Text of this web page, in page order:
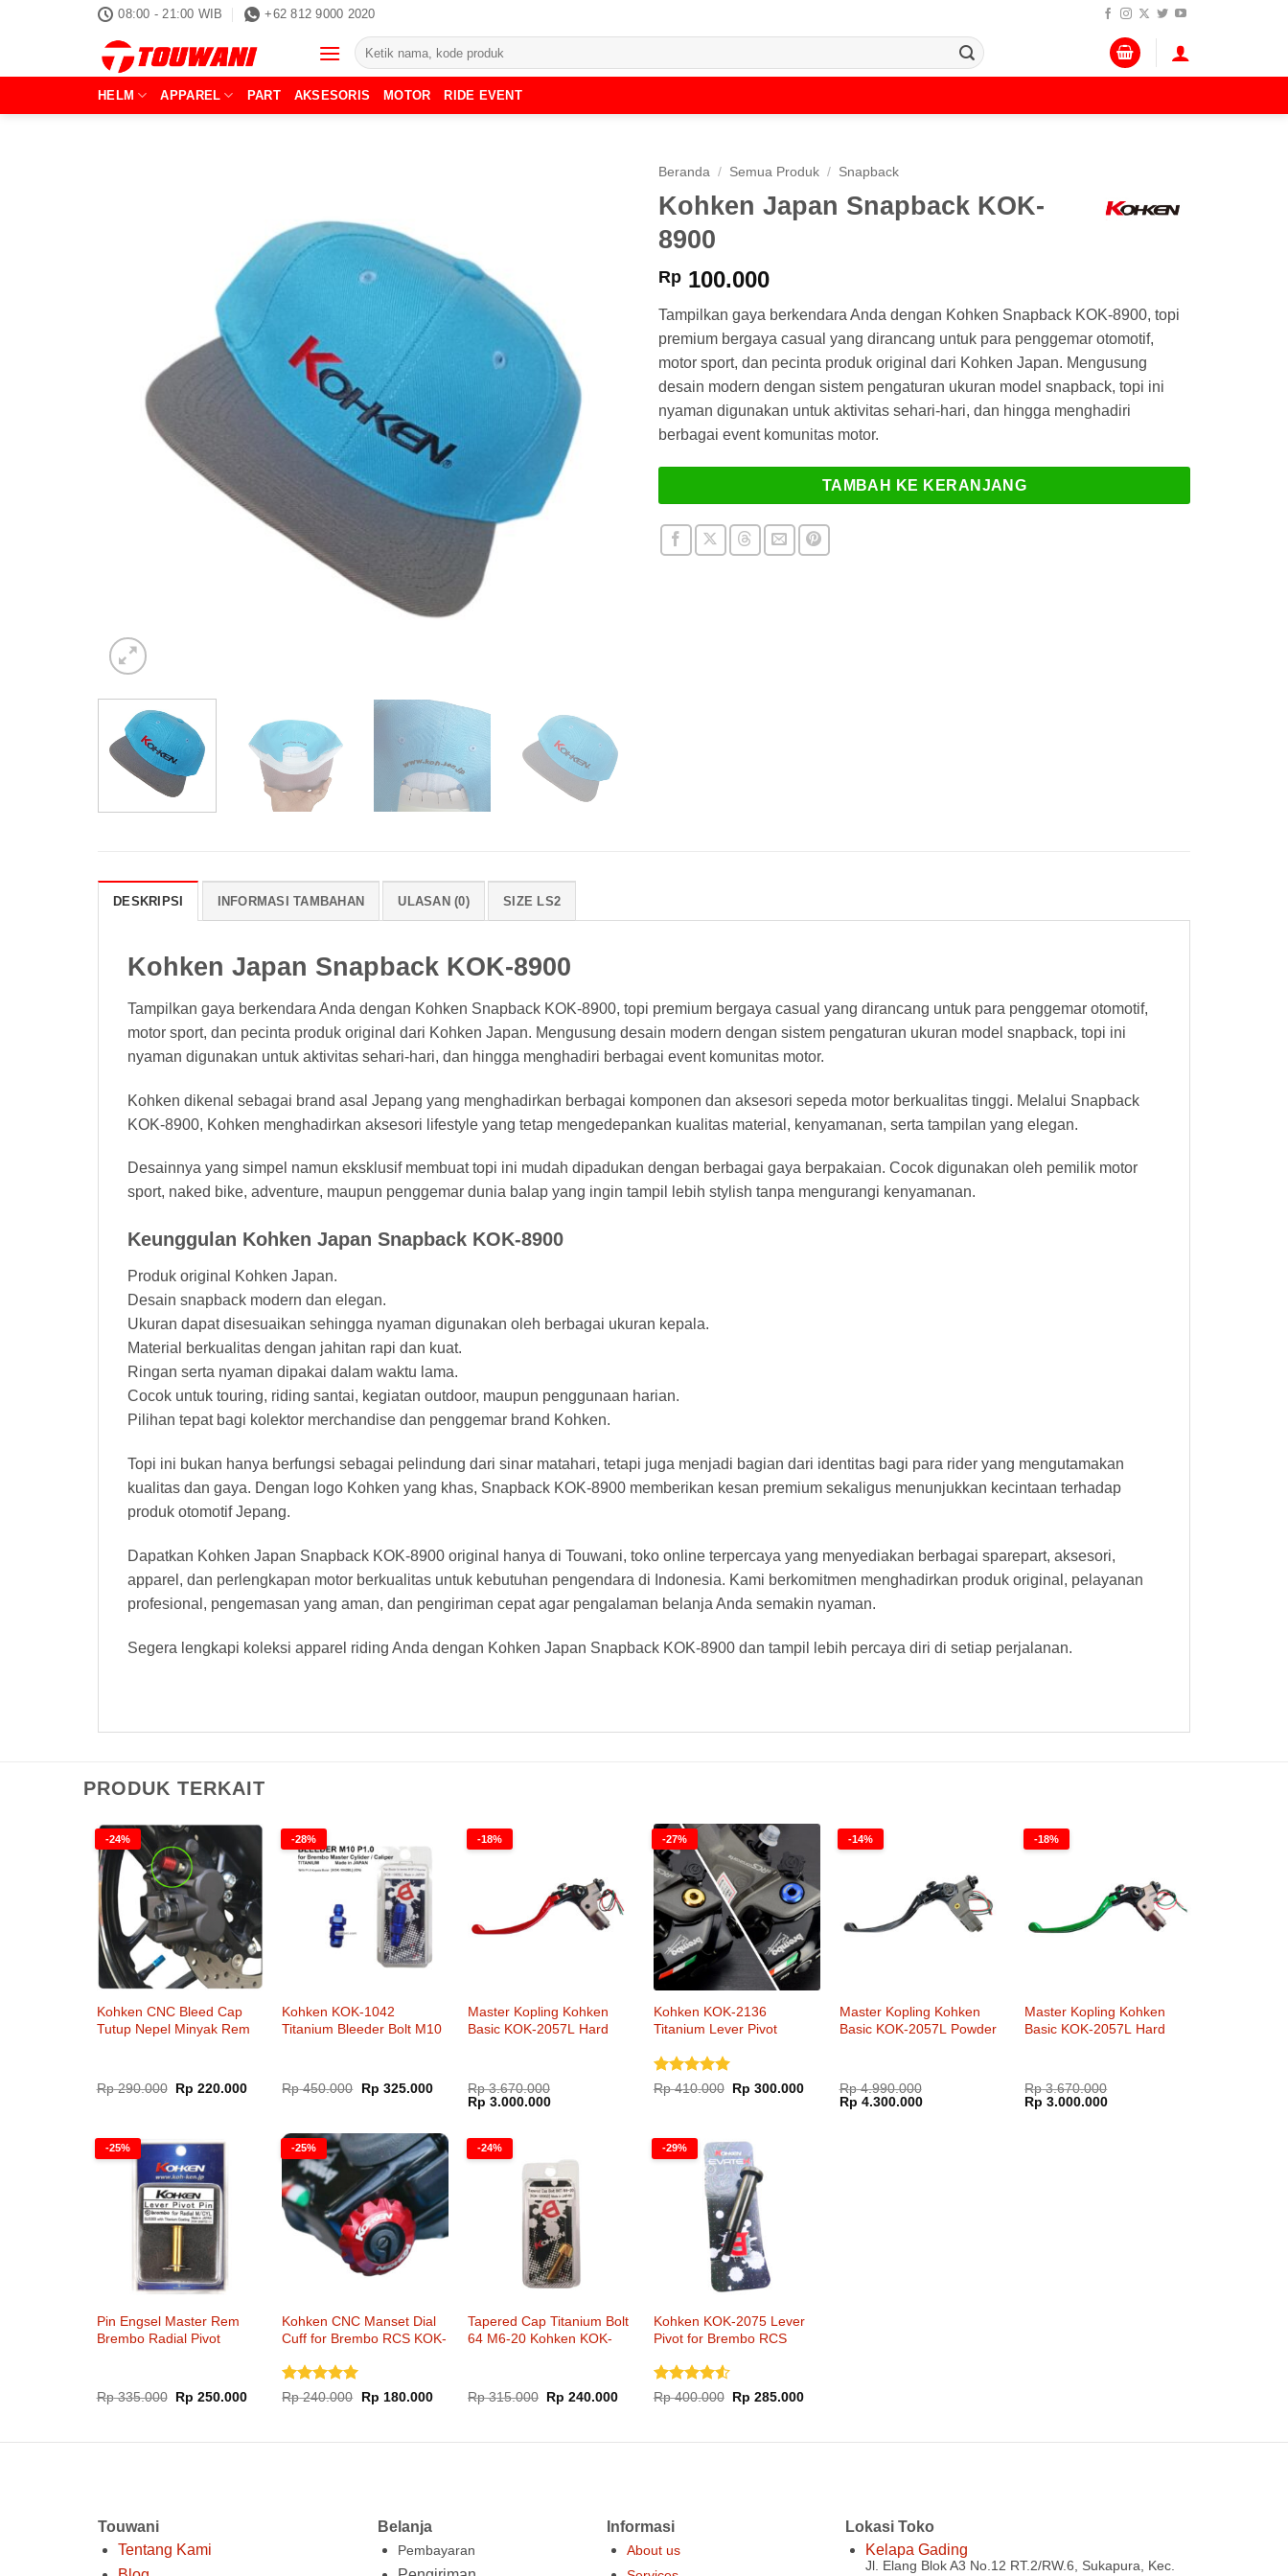
08:00 - 21:00 WIB +62 812 9000 2020
Pencarian
untuk:
HELM APPAREL PART AKSESORIS MOTOR RIDE EVENT
Beranda / Semua Produk / Snapback
Kohken Japan Snapback KOK-
8900
Rp 100.000
Tampilkan gaya berkendara Anda dengan Kohken Snapback KOK-8900, topi
premium bergaya casual yang dirancang untuk para penggemar otomotif,
motor sport, dan pecinta produk original dari Kohken Japan. Mengusung
desain modern dengan sistem pengaturan ukuran model snapback, topi ini
nyaman digunakan untuk aktivitas sehari-hari, dan hingga menghadiri
berbagai event komunitas motor.
TAMBAH KE KERANJANG
DESKRIPSI INFORMASI TAMBAHAN ULASAN (0) SIZE LS2
Kohken Japan Snapback KOK-8900
Tampilkan gaya berkendara Anda dengan Kohken Snapback KOK-8900, topi premium bergaya casual yang dirancang untuk para penggemar otomotif,
motor sport, dan pecinta produk original dari Kohken Japan. Mengusung desain modern dengan sistem pengaturan ukuran model snapback, topi ini
nyaman digunakan untuk aktivitas sehari-hari, dan hingga menghadiri berbagai event komunitas motor.
Kohken dikenal sebagai brand asal Jepang yang menghadirkan berbagai komponen dan aksesori sepeda motor berkualitas tinggi. Melalui Snapback
KOK-8900, Kohken menghadirkan aksesori lifestyle yang tetap mengedepankan kualitas material, kenyamanan, serta tampilan yang elegan.
Desainnya yang simpel namun eksklusif membuat topi ini mudah dipadukan dengan berbagai gaya berpakaian. Cocok digunakan oleh pemilik motor
sport, naked bike, adventure, maupun penggemar dunia balap yang ingin tampil lebih stylish tanpa mengurangi kenyamanan.
Keunggulan Kohken Japan Snapback KOK-8900
Produk original Kohken Japan.
Desain snapback modern dan elegan.
Ukuran dapat disesuaikan sehingga nyaman digunakan oleh berbagai ukuran kepala.
Material berkualitas dengan jahitan rapi dan kuat.
Ringan serta nyaman dipakai dalam waktu lama.
Cocok untuk touring, riding santai, kegiatan outdoor, maupun penggunaan harian.
Pilihan tepat bagi kolektor merchandise dan penggemar brand Kohken.
Topi ini bukan hanya berfungsi sebagai pelindung dari sinar matahari, tetapi juga menjadi bagian dari identitas bagi para rider yang mengutamakan
kualitas dan gaya. Dengan logo Kohken yang khas, Snapback KOK-8900 memberikan kesan premium sekaligus menunjukkan kecintaan terhadap
produk otomotif Jepang.
Dapatkan Kohken Japan Snapback KOK-8900 original hanya di Touwani, toko online terpercaya yang menyediakan berbagai sparepart, aksesori,
apparel, dan perlengkapan motor berkualitas untuk kebutuhan pengendara di Indonesia. Kami berkomitmen menghadirkan produk original, pelayanan
profesional, pengemasan yang aman, dan pengiriman cepat agar pengalaman belanja Anda semakin nyaman.
Segera lengkapi koleksi apparel riding Anda dengan Kohken Japan Snapback KOK-8900 dan tampil lebih percaya diri di setiap perjalanan.
PRODUK TERKAIT
-24%
Kohken CNC Bleed Cap
Tutup Nepel Minyak Rem
Rp290.000 Harga
aslinya
Rp 220.000Harga
Rp 220.000.
-28%
Kohken KOK-1042
Titanium Bleeder Bolt M10
Rp450.000
Harga
aslinya
Rp 325.000Harga
Rp 325.000.
-18%
Master Kopling Kohken
Basic KOK-2057L Hard
Rp3.670.000
Harga
aslinya
Rp 3.670.000.
Rp 3.000.000Harga
-27%
Kohken KOK-2136
Titanium Lever Pivot
Original Jepang
Dinilai5
Rp410.000 Harga
aslinya
Rp 300.000Harga
-14%
Master Kopling Kohken
Basic KOK-2057L Powder
Rp4.990.000
Harga
aslinya
Rp 4.300.000Harga
-18%
Master Kopling Kohken
Basic KOK-2057L Hard
Rp3.670.000
Harga
aslinya
Rp 3.000.000Harga
-25%
Pin Engsel Master Rem
Brembo Radial Pivot
Rp335.000 Harga
aslinya
Rp 250.000Harga
-25%
Kohken CNC Manset Dial
Cuff for Brembo RCS KOK-
Dinilai5
Rp240.000
Harga
aslinya
Rp 180.000Harga
-24%
Tapered Cap Titanium Bolt
64 M6-20 Kohken KOK-
Rp315.000 Harga
aslinya
Rp 240.000Harga
-29%
Kohken KOK-2075 Lever
Pivot for Brembo RCS
Cylinder
Dinilai4.5
Rp400.000 Harga
aslinya
Rp 285.000Harga
Touwani
Tentang Kami
Belanja
Pembayaran
Informasi
About us
Lokasi Toko
Kelapa Gading
Jl. Elang Blok A3 No.12 RT.2/RW.6, Sukapura, Kec.